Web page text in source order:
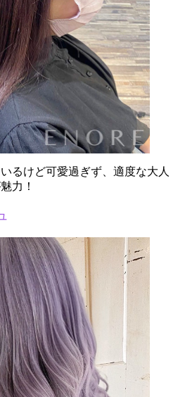
るけど可愛過ぎず、適度な大人
力！